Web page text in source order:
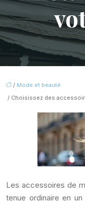
/ Mode et beauté
/ Choisissez des
Les accessoires de
tenue ordinaire en un